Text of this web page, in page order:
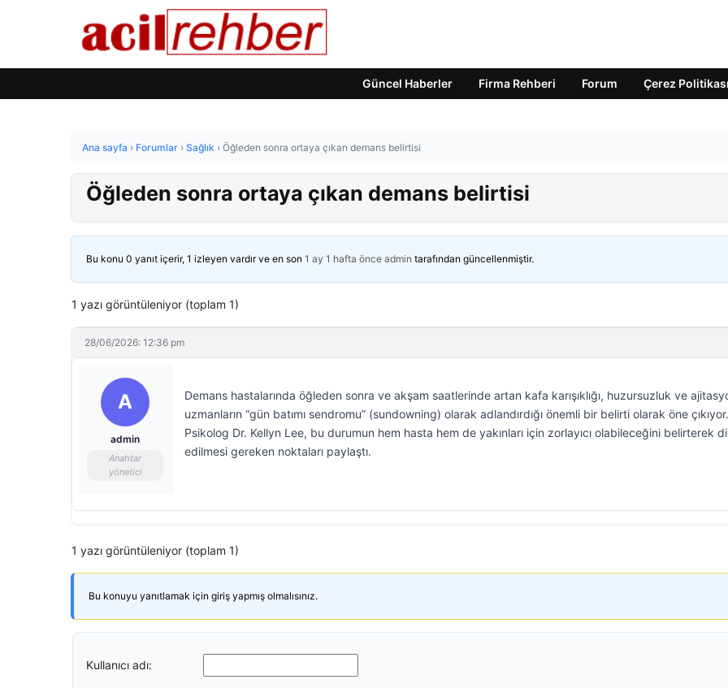
Güncel Haberler Firma Rehberi Forum Çerez Politikası
Ana sayfa › Forumlar › Sağlık › Öğleden sonra ortaya çıkan demans belirtisi
Öğleden sonra ortaya çıkan demans belirtisi
Bu konu 0 yanıt içerir, 1 izleyen vardır ve en son 1 ay 1 hafta önce admin tarafından güncellenmiştir.
1 yazı görüntüleniyor (toplam 1)
28/06/2026: 12:36 pm
A
admin
Anahtar
yönetici
Demans hastalarında öğleden sonra ve akşam saatlerinde artan kafa karışıklığı, huzursuzluk ve
uzmanların “gün batımı sendromu” (sundowning) olarak adlandırdığı önemli bir belirti olarak öne çıkıyor.
Psikolog Dr. Kellyn Lee, bu durumun hem hasta hem de yakınları için zorlayıcı olabileceğini belirterek
edilmesi gereken noktaları paylaştı.
1 yazı görüntüleniyor (toplam 1)
Bu konuyu yanıtlamak için giriş yapmış olmalısınız.
Kullanıcı adı: